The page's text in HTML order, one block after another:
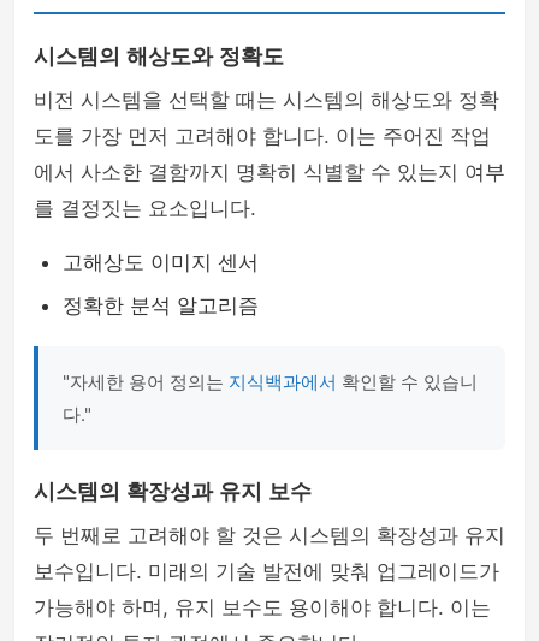
시스템의 해상도와 정확도
비전 시스템을 선택할 때는 시스템의 해상도와 정확
도를 가장 먼저 고려해야 합니다. 이는 주어진 작업
에서 사소한 결함까지 명확히 식별할 수 있는지 여부
를 결정짓는 요소입니다.
고해상도 이미지 센서
정확한 분석 알고리즘
"자세한 용어 정의는 지식백과에서 확인할 수 있습니
다."
시스템의 확장성과 유지 보수
두 번째로 고려해야 할 것은 시스템의 확장성과 유지
보수입니다. 미래의 기술 발전에 맞춰 업그레이드가
가능해야 하며, 유지 보수도 용이해야 합니다. 이는